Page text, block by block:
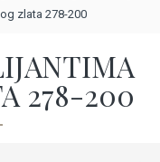
zlata 278-200
278-200